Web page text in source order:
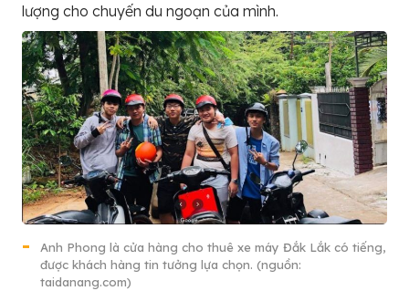
lượng cho chuyến du ngoạn của mình.
Anh Phong là cửa hàng cho thuê xe máy Đắk Lắk có tiếng,
được khách hàng tin tưởng lựa chọn. (nguồn:
taidanang.com)